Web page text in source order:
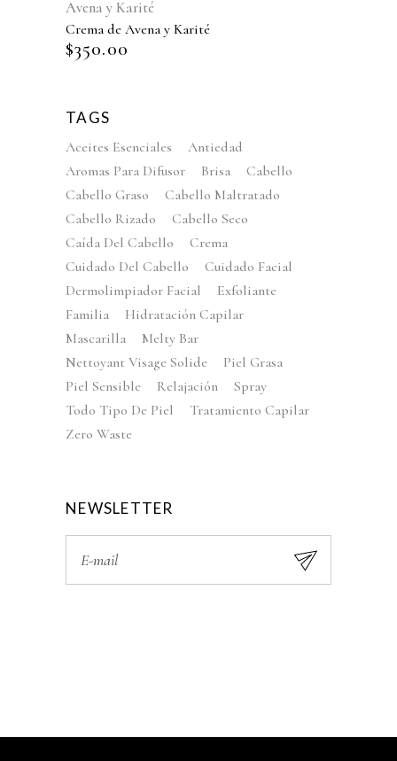
Crema de Avena y Karité
$350.00
TAGS
Aceites Esenciales
Antiedad
Aromas Para Difusor
Brisa
Cabello
Cabello Graso
Cabello Maltratado
Cabello Rizado
Cabello Seco
Caída Del Cabello
Crema
Cuidado Del Cabello
Cuidado Facial
Dermolimpiador Facial
Exfoliante
Familia
Hidratación Capilar
Mascarilla
Melty Bar
Nettoyant Visage Solide
Piel Grasa
Piel Sensible
Relajación
Spray
Todo Tipo De Piel
Tratamiento Capilar
Zero Waste
NEWSLETTER